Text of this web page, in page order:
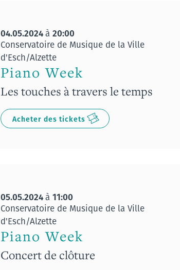
04.05.2024à 20:00
Conservatoire de Musique de la Ville
d'Esch/Alzette
Piano Week
Les touches à travers le temps
Acheter des tickets
05.05.2024à 11:00
Conservatoire de Musique de la Ville
d'Esch/Alzette
Piano Week
Concert de clôture